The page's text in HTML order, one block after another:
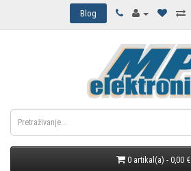
Blog
0 artikal(a) - 0,00 €